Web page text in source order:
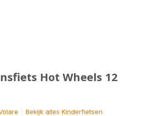
Hot Wheels 12
Bekijk alles Kinderfietsen